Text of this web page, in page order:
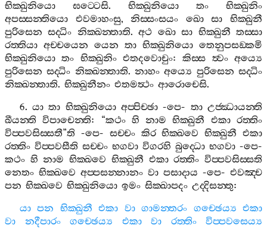
භික‍්ඛුනියො
ඝට‍්ටෙසි. භික‍්ඛුනියො තං
භික‍්ඛුනිං
අපස‍්සන‍්තියො
එවමාහංසු,නිස‍්සංසයං ඛො සා
භික‍්ඛුනී
පුරිසෙන සද‍්ධිං නික‍්ඛන‍්තාති.අථ ඛො සා භික‍්ඛුනී තස‍්සා
රත‍්තියා අච‍්චයෙන යෙන තා භික‍්ඛුනියො තෙනුපසඞ‍්කමි
භික‍්ඛුනියො තං භික‍්ඛුනිං එතදවොචුං:කිස‍්ස ත්‍වං අය්‍යෙ
පුරිසෙන සද‍්ධිං නික‍්ඛන‍්තාති.නාහං අය්‍යෙ පුරිසෙන සද‍්ධිං
නික‍්ඛන‍්තාති. භික‍්ඛුනීනං එතමත්‍ථං ආරොචෙසි.
6. යා තා භික‍්ඛුනියො අප‍්පිච‍්ඡා -පෙ- තා උජ‍්ඣායන‍්ති
ඛීයන‍්ති විපාචෙන‍්ති: “කථං හි නාම භික‍්ඛුනී එකා රත‍්තිං
විප‍්පවසිස‍්සතී”ති -පෙ- සච‍්චං කිර භික‍්ඛවෙ භික‍්ඛුනී එකා
රත‍්තිං විප‍්පවසීති සච‍්චං භගවා විගරහි බුද‍්ධො භගවා -පෙ-
කථං හි නාම භික‍්ඛවෙ භික‍්ඛුනී එකා රත‍්තිං විප‍්පවසිස‍්සති
නෙතං භික‍්ඛවෙ අප‍්පසන‍්නානං වා පසාදාය -පෙ- එවඤ‍්ච
පන භික‍්ඛවෙ භික‍්ඛුනියො ඉමං සික‍්ඛාපදං උද‍්දිසන‍්තු:
යා පන භික‍්ඛුනී එකා වා ගාමන‍්තරං ගච‍්ඡෙය්‍ය එකා
වා
නදීපාරං ගච‍්ඡෙය්‍ය එකා වා රත‍්තිං
විප‍්පවසෙය්‍ය